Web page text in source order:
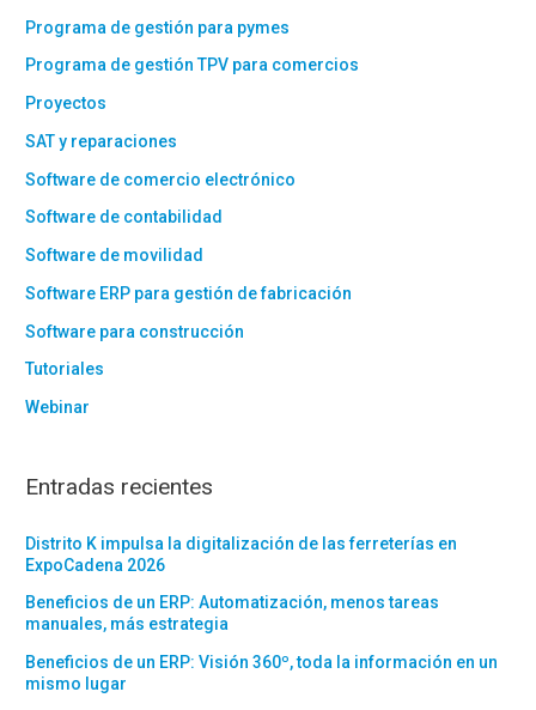
Programa de gestión para pymes
Programa de gestión TPV para comercios
Proyectos
SAT y reparaciones
Software de comercio electrónico
Software de contabilidad
Software de movilidad
Software ERP para gestión de fabricación
Software para construcción
Tutoriales
Webinar
Entradas recientes
Distrito K impulsa la digitalización de las ferreterías en
ExpoCadena 2026
Beneficios de un ERP: Automatización, menos tareas
manuales, más estrategia
Beneficios de un ERP: Visión 360º, toda la información en un
mismo lugar